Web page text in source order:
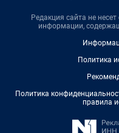
Редакция сайта не
информации,
Политика
Политика
правила